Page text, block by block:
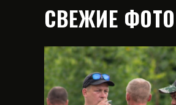
СВЕЖИЕ ФОТО